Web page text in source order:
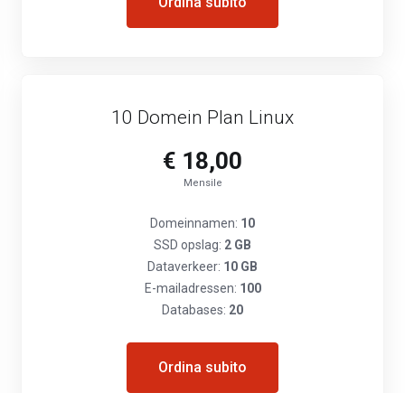
10 Domein Plan Linux
€ 18,00
Mensile
Domeinnamen: 10
SSD opslag: 2 GB
Dataverkeer: 10 GB
E-mailadressen: 100
Databases: 20
Ordina subito